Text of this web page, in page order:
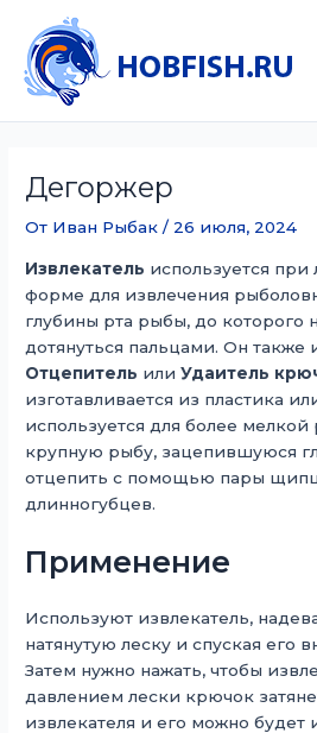
содержимому
Дегоржер
От Иван Рыбак/ 26 июля, 2024
Извлекатель используется
форме для извлечения
глубины рта рыбы, до которого
дотянуться пальцами. Он также
Отцепитель илиУдаитель
изготавливается из пластика
используется для более
крупную рыбу, зацепившуюся
отцепить с помощью пары
длинногубцев.
Применение
Используют извлекатель,
натянутую леску и спуская его
Затем нужно нажать, чтобы
давлением лески крючок
извлекателя и его можно будет